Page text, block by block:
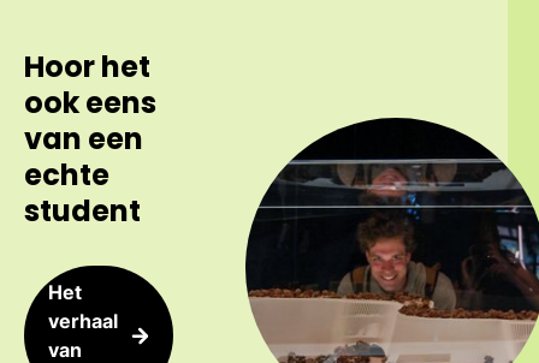
Hoor het
ook eens
van een
echte
student
Het
verhaal
van